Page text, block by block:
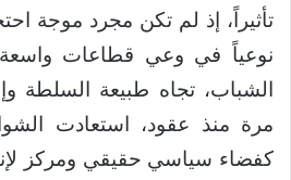
تأثيراً، إذ لم تكن مجرد موجة
نوعياً في وعي قطاعات
الشباب، تجاه طبيعة السلطة
مرة منذ عقود، استعادت
كفضاء سياسي حقيقي ومركز